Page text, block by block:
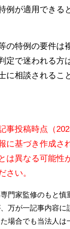
例が適用できる
の特例の要件は
定で迷われる方
に相談されるこ
事投稿時点（
に基づき作成さ
は異なる可能性
さい。
門家監修のもと慎
万が一記事内容に
場合でも当法人は